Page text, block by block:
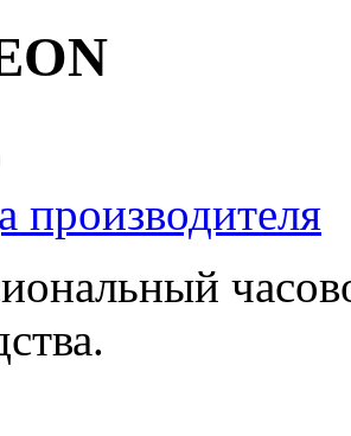
производителя